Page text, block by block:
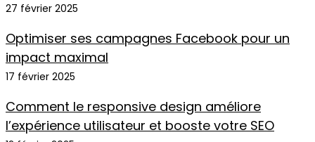
27 février 2025
Optimiser ses campagnes Facebook pour un
impact maximal
17 février 2025
Comment le responsive design améliore
l’expérience utilisateur et booste votre SEO